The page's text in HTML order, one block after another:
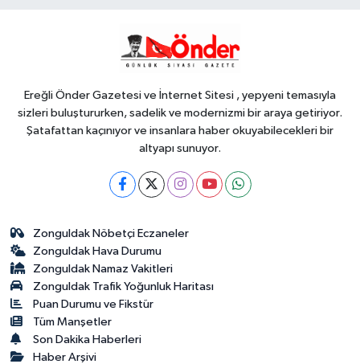
15:58
daha sportif yatırım
Ereğli Önder Gazetesi ve İnternet Sitesi , yepyeni temasıyla
sizleri buluştururken, sadelik ve modernizmi bir araya getiriyor.
Şatafattan kaçınıyor ve insanlara haber okuyabilecekleri bir
altyapı sunuyor.
Zonguldak Nöbetçi Eczaneler
Zonguldak Hava Durumu
Zonguldak Namaz Vakitleri
Zonguldak Trafik Yoğunluk Haritası
Puan Durumu ve Fikstür
Tüm Manşetler
Son Dakika Haberleri
Haber Arşivi